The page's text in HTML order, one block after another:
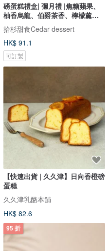
磅蛋糕禮盒| 彌月禮 |焦糖蘋果、
柚香烏龍、伯爵茶香、檸檬薰衣
草
拾杉甜食Cedar dessert
HK$ 91.1
可訂製
【快速出貨 | 久久津】日向香橙磅
蛋糕
久久津乳酪本舖
HK$ 82.6
95 折